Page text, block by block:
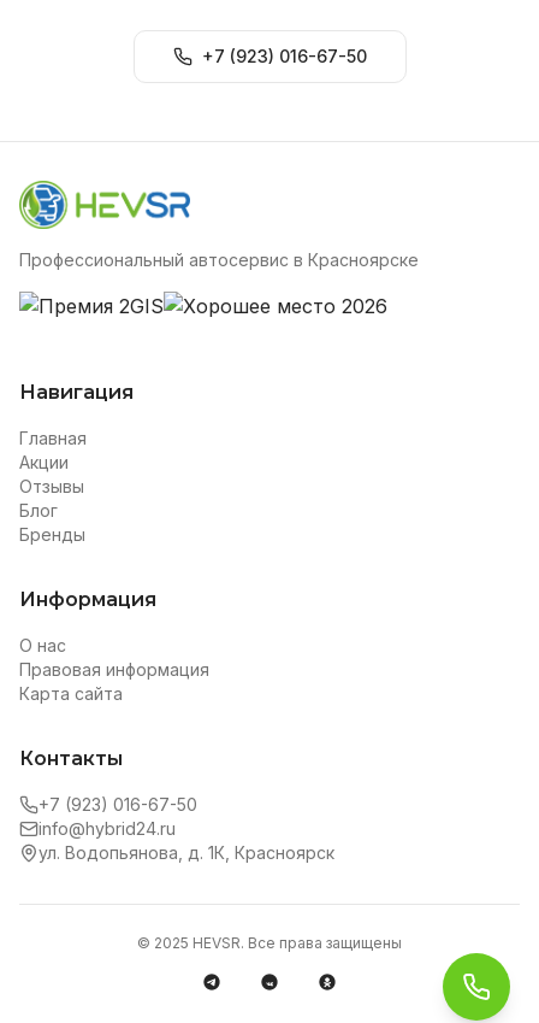
+7 (923) 016-67-50
Профессиональный автосервис в Красноярске
Навигация
Главная
Акции
Отзывы
Блог
Бренды
Информация
О нас
Правовая информация
Карта сайта
Контакты
+7 (923) 016-67-50
info@hybrid24.ru
ул. Водопьянова, д. 1К, Красноярск
© 2025 HEVSR. Все права защищены